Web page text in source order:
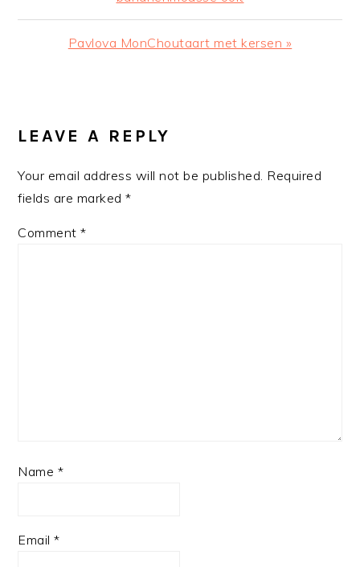
Next
Pavlova MonChoutaart met kersen »
INTERACTIONS
LEAVE A REPLY
Your email address will not be published. Required
fields are marked*
Comment*
Name *
Email*